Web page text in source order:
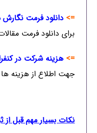
=> دانلود فرمت نگارش
برای دانلود فرمت
=> هزینه شرکت در
جهت اطلاع از هزینه
نکات بسیار مهم قبل از